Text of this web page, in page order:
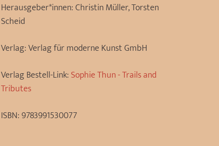
Herausgeber*innen:Christin Müller, Torsten
Scheid
Verlag:Verlag für moderne Kunst GmbH
Verlag Bestell-Link: Sophie Thun - Trails and
Tributes
ISBN:9783991530077